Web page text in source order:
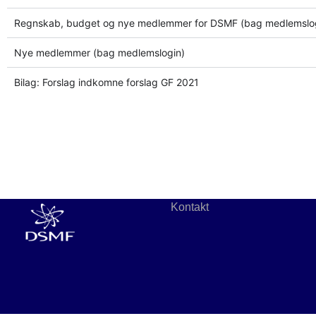
Regnskab, budget og nye medlemmer for DSMF (bag
Nye medlemmer (bag medlemslogin)
Bilag: Forslag indkomne forslag GF 2021
Kontakt